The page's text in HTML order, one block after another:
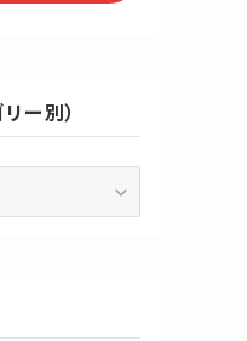
ー別）